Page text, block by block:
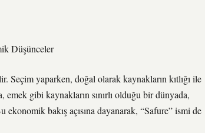
Düşünceler
Seçim yaparken, doğal olarak kaynakların kıtlığı ile
emek gibi kaynakların sınırlı olduğu bir dünyada,
bakış açısına dayanarak, “Safure” ismi de